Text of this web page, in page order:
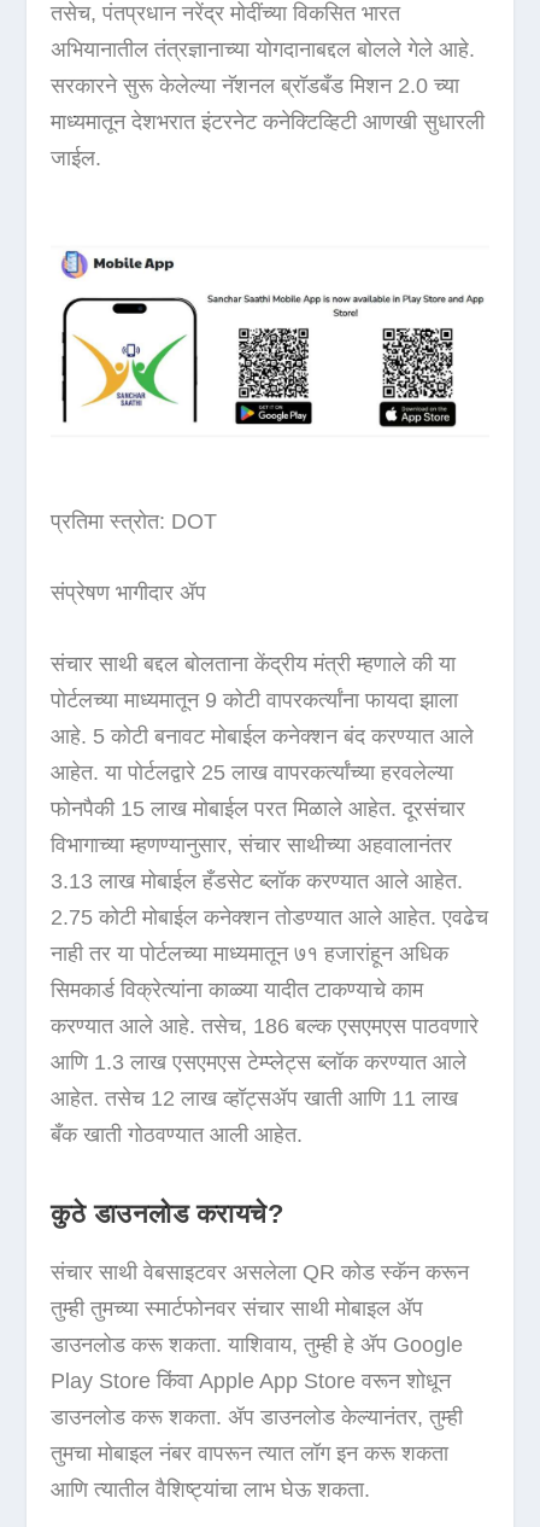
तसेच, पंतप्रधान नरेंद्र मोदींच्या विकसित भारत
अभियानातील तंत्रज्ञानाच्या योगदानाबद्दल बोलले गेले आहे.
सरकारने सुरू केलेल्या नॅशनल ब्रॉडबँड मिशन 2.0 च्या
माध्यमातून देशभरात इंटरनेट कनेक्टिव्हिटी आणखी सुधारली
जाईल.
प्रतिमा स्त्रोत: DOT
संप्रेषण भागीदार ॲप
संचार साथी बद्दल बोलताना केंद्रीय मंत्री म्हणाले की या
पोर्टलच्या माध्यमातून 9 कोटी वापरकर्त्यांना फायदा झाला
आहे. 5 कोटी बनावट मोबाईल कनेक्शन बंद करण्यात आले
आहेत. या पोर्टलद्वारे 25 लाख वापरकर्त्यांच्या हरवलेल्या
फोनपैकी 15 लाख मोबाईल परत मिळाले आहेत. दूरसंचार
विभागाच्या म्हणण्यानुसार, संचार साथीच्या अहवालानंतर
3.13 लाख मोबाईल हँडसेट ब्लॉक करण्यात आले आहेत.
2.75 कोटी मोबाईल कनेक्शन तोडण्यात आले आहेत. एवढेच
नाही तर या पोर्टलच्या माध्यमातून ७१ हजारांहून अधिक
सिमकार्ड विक्रेत्यांना काळ्या यादीत टाकण्याचे काम
करण्यात आले आहे. तसेच, 186 बल्क एसएमएस पाठवणारे
आणि 1.3 लाख एसएमएस टेम्प्लेट्स ब्लॉक करण्यात आले
आहेत. तसेच 12 लाख व्हॉट्सॲप खाती आणि 11 लाख
बँक खाती गोठवण्यात आली आहेत.
कुठे डाउनलोड करायचे?
संचार साथी वेबसाइटवर असलेला QR कोड स्कॅन करून
तुम्ही तुमच्या स्मार्टफोनवर संचार साथी मोबाइल ॲप
डाउनलोड करू शकता. याशिवाय, तुम्ही हे ॲप Google
Play Store किंवा Apple App Store वरून शोधून
डाउनलोड करू शकता. ॲप डाउनलोड केल्यानंतर, तुम्ही
तुमचा मोबाइल नंबर वापरून त्यात लॉग इन करू शकता
आणि त्यातील वैशिष्ट्यांचा लाभ घेऊ शकता.